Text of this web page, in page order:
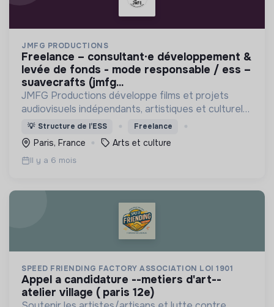
JMFG PRODUCTIONS
freelance – consultant·e développement &
levée de fonds - mode responsable / ess –
suavecrafts (jmfg...
JMFG Productions développe films et projets
audiovisuels indépendants, artistiques et culturels.
Engagée dans l’ESS, elle soutient la création, la
culture et des projets porteurs de sens.
💡 Structure de l’ESS Freelance
Paris, France Arts et culture
Il y a 6 mois
SPEED FRIENDING FACTORY ASSOCIATION LOI 1901
appel a candidature --metiers d'art--
atelier village ( paris 12e)